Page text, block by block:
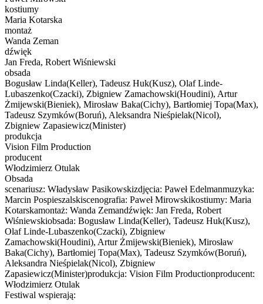
kostiumy
Maria Kotarska
montaż
Wanda Zeman
dźwięk
Jan Freda, Robert Wiśniewski
obsada
Bogusław Linda(Keller), Tadeusz Huk(Kusz), Olaf Linde-
Lubaszenko(Czacki), Zbigniew Zamachowski(Houdini), Artur
Żmijewski(Bieniek), Mirosław Baka(Cichy), Bartłomiej Topa(Max),
Tadeusz Szymków(Boruń), Aleksandra Nieśpielak(Nicol),
Zbigniew Zapasiewicz(Minister)
produkcja
Vision Film Production
producent
Włodzimierz Otulak
Obsada
scenariusz: Władysław Pasikowskizdjęcia: Paweł Edelmanmuzyka:
Marcin Pospieszalskiscenografia: Paweł Mirowskikostiumy: Maria
Kotarskamontaż: Wanda Zemandźwięk: Jan Freda, Robert
Wiśniewskiobsada: Bogusław Linda(Keller), Tadeusz Huk(Kusz),
Olaf Linde-Lubaszenko(Czacki), Zbigniew
Zamachowski(Houdini), Artur Żmijewski(Bieniek), Mirosław
Baka(Cichy), Bartłomiej Topa(Max), Tadeusz Szymków(Boruń),
Aleksandra Nieśpielak(Nicol), Zbigniew
Zapasiewicz(Minister)produkcja: Vision Film Productionproducent:
Włodzimierz Otulak
Festiwal wspierają: